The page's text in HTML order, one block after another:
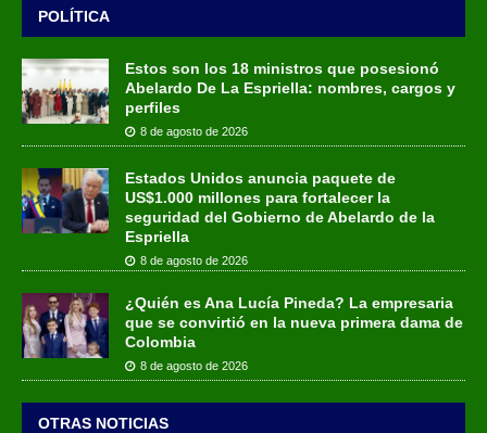
POLÍTICA
Estos son los 18 ministros que posesionó
Abelardo De La Espriella: nombres, cargos y
perfiles
8 de agosto de 2026
Estados Unidos anuncia paquete de
US$1.000 millones para fortalecer la
seguridad del Gobierno de Abelardo de la
Espriella
8 de agosto de 2026
¿Quién es Ana Lucía Pineda? La empresaria
que se convirtió en la nueva primera dama de
Colombia
8 de agosto de 2026
OTRAS NOTICIAS